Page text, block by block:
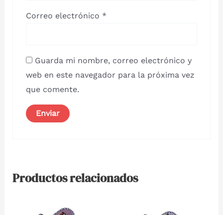
Correo electrónico *
Guarda mi nombre, correo electrónico y
web en este navegador para la próxima vez
que comente.
Productos relacionados